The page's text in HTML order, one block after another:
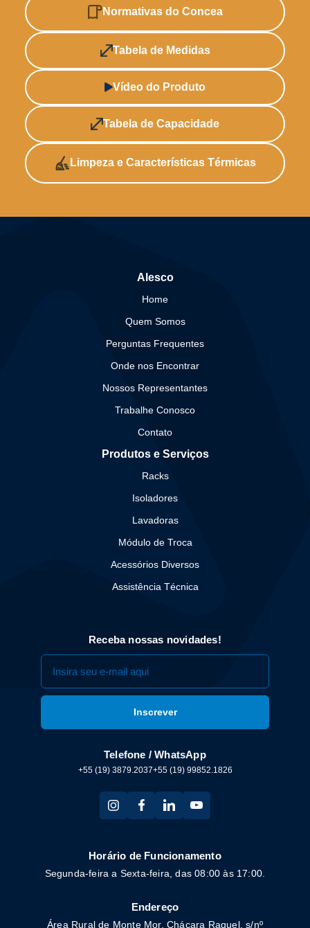
Normativas do Concea
Tabela de Medidas
Vídeo do Produto
Tabela de Capacidade
Limpeza e Características Térmicas
Alesco
Home
Quem Somos
Perguntas Frequentes
Onde nos Encontrar
Nossos Representantes
Trabalhe Conosco
Contato
Produtos e Serviços
Racks
Isoladores
Lavadoras
Módulo de Troca
Acessórios Diversos
Assistência Técnica
Receba nossas novidades!
Telefone / WhatsApp
+55 (19) 3879.2037+55 (19) 99852.1826
Horário de Funcionamento
Segunda-feira a Sexta-feira, das 08:00 às 17:00.
Endereço
Área Rural de Monte Mor, Chácara Raquel, s/nº